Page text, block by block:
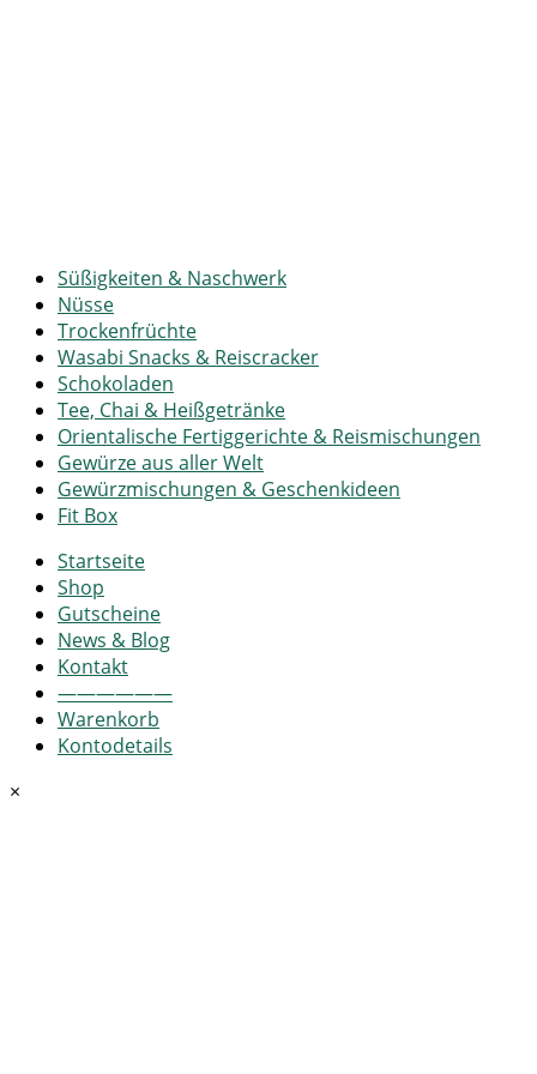
Süßigkeiten & Naschwerk
Nüsse
Trockenfrüchte
Wasabi Snacks & Reiscracker
Schokoladen
Tee, Chai & Heißgetränke
Orientalische Fertiggerichte & Reismischungen
Gewürze aus aller Welt
Gewürzmischungen & Geschenkideen
Fit Box
Startseite
Shop
Gutscheine
News & Blog
Kontakt
——————
Warenkorb
Kontodetails
×